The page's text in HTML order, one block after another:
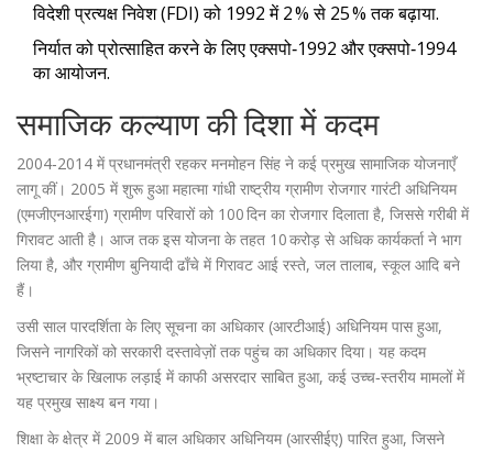
विदेशी प्रत्यक्ष निवेश (FDI) को 1992 में 2 % से 25 % तक बढ़ाया.
निर्यात को प्रोत्साहित करने के लिए एक्सपो‑1992 और एक्सपो‑1994
का आयोजन.
समाजिक कल्याण की दिशा में कदम
2004‑2014 में प्रधानमंत्री रहकर मनमोहन सिंह ने कई प्रमुख सामाजिक योजनाएँ
लागू कीं। 2005 में शुरू हुआ महात्मा गांधी राष्ट्रीय ग्रामीण रोजगार गारंटी अधिनियम
(एमजीएनआरईगा) ग्रामीण परिवारों को 100 दिन का रोजगार दिलाता है, जिससे गरीबी में
गिरावट आती है। आज तक इस योजना के तहत 10 करोड़ से अधिक कार्यकर्ता ने भाग
लिया है, और ग्रामीण बुनियादी ढाँचे में गिरावट आई रस्ते, जल तालाब, स्कूल आदि बने
हैं।
उसी साल पारदर्शिता के लिए सूचना का अधिकार (आरटीआई) अधिनियम पास हुआ,
जिसने नागरिकों को सरकारी दस्तावेज़ों तक पहुंच का अधिकार दिया। यह कदम
भ्रष्टाचार के खिलाफ लड़ाई में काफी असरदार साबित हुआ, कई उच्च‑स्तरीय मामलों में
यह प्रमुख साक्ष्य बन गया।
शिक्षा के क्षेत्र में 2009 में बाल अधिकार अधिनियम (आरसीईए) पारित हुआ, जिसने